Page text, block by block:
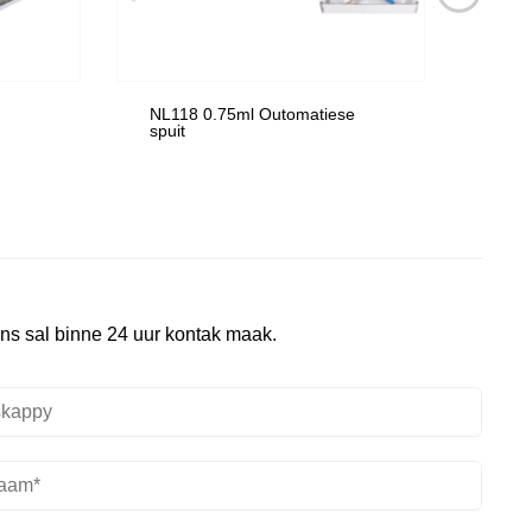
NL118 0.75ml Outomatiese
spuit
sal binne 24 uur kontak maak.